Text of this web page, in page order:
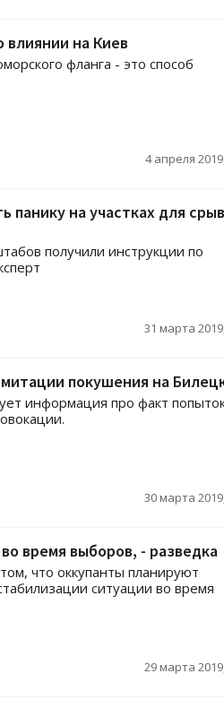
на Киев
фланга - это способ
4 апреля
панику на участках для
получили инструкции по
31 марта
покушения на
информация про факт
30 марта
время выборов, - разведка
что оккупанты планируют
ситуации во время
29 марта